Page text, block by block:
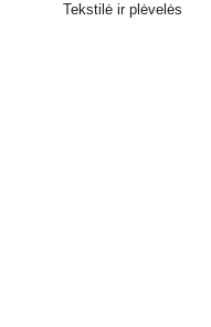
Tekstilė ir plėvelės